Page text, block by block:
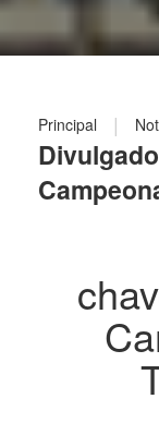
Principal |